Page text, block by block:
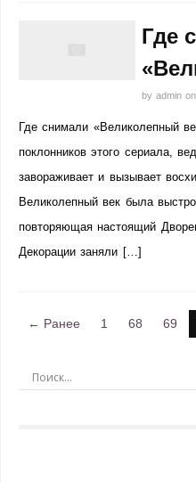
Где
by admin on
Где снимали «Великолепный
поклонников этого сериала,
завораживает и вызывает
Великолепный век была
повторяющая настоящий
Декорации заняли […]
← Ранее 1 68 69